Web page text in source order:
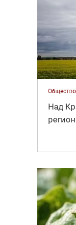
Общество
Над